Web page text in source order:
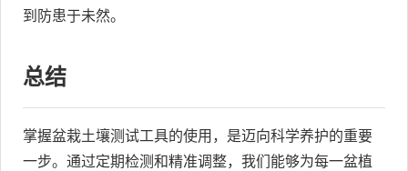
到防患于未然。
总结
掌握盆栽土壤测试工具的使用，是迈向科学养护的重要
一步。通过定期检测和精准调整，我们能够为每一盆植